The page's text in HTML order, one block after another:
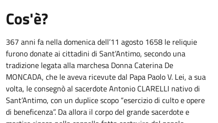
Cos'è?
367 anni fa nella domenica dell’11 agosto 1658 le reliquie
furono donate ai cittadini di Sant’Antimo, secondo una
tradizione legata alla marchesa Donna Caterina De
MONCADA, che le aveva ricevute dal Papa Paolo V. Lei, a sua
volta, le consegnò al sacerdote Antonio CLARELLI nativo di
Sant’Antimo, con un duplice scopo “esercizio di culto e opere
di beneficenza”. Da allora il corpo del grande sacerdote e